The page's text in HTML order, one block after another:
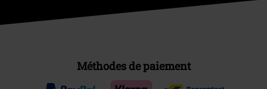
Méthodes de paiement